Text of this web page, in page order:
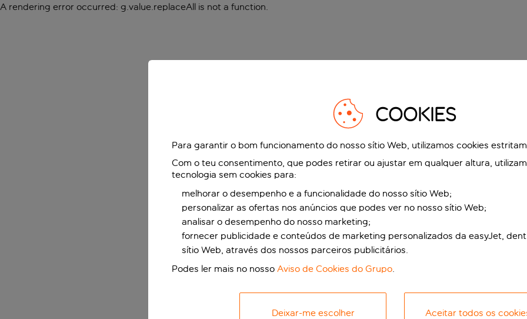
A rendering error occurred: g.value.replaceAll is not a function.
COOKIES
Para garantir o bom funcionamento do nosso sítio Web, utilizamos cookies
Com o teu consentimento, que podes retirar ou ajustar em qualquer altura,
tecnologia sem cookies para:
melhorar o desempenho e a funcionalidade do nosso sítio Web;
personalizar as ofertas nos anúncios que podes ver no nosso sítio Web;
analisar o desempenho do nosso marketing;
fornecer publicidade e conteúdos de marketing personalizados da easyJet,
sítio Web, através dos nossos parceiros publicitários.
Podes ler mais no nosso Aviso de Cookies do Grupo.
Deixar-me escolher Aceitar todos os